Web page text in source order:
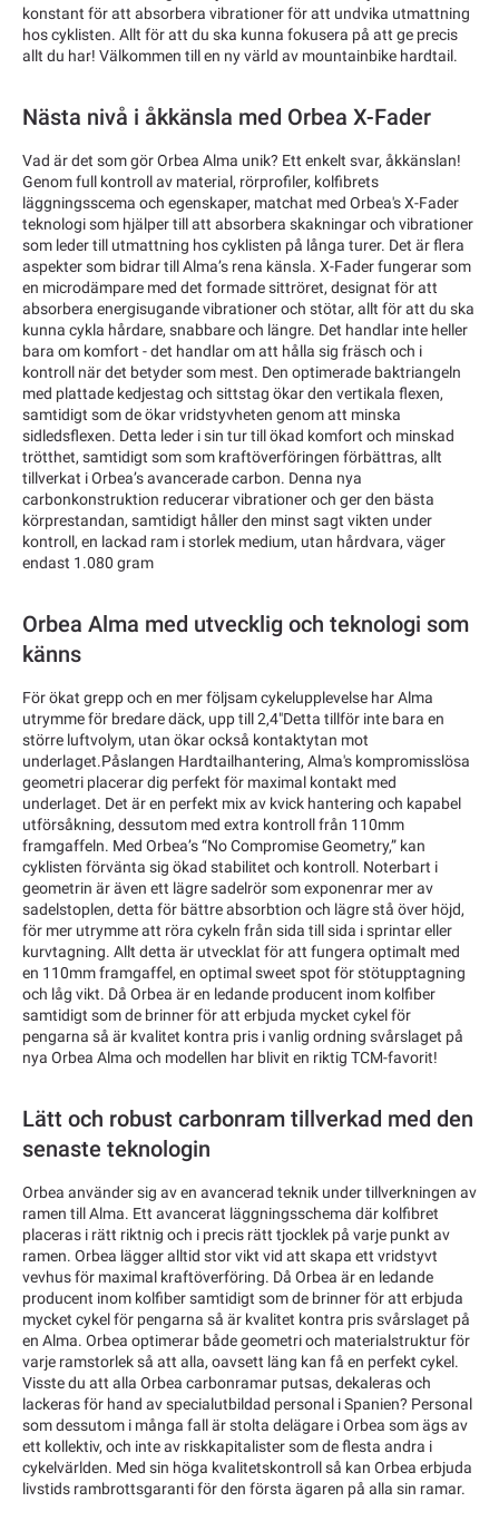
konstant för att absorbera vibrationer för att undvika utmattning
hos cyklisten. Allt för att du ska kunna fokusera på att ge precis
allt du har! Välkommen till en ny värld av mountainbike hardtail.
Nästa nivå i åkkänsla med Orbea X-Fader
Vad är det som gör Orbea Alma unik? Ett enkelt svar, åkkänslan!
Genom full kontroll av material, rörprofiler, kolfibrets
läggningsscema och egenskaper, matchat med Orbea's X-Fader
teknologi som hjälper till att absorbera skakningar och vibrationer
som leder till utmattning hos cyklisten på långa turer. Det är flera
aspekter som bidrar till Alma’s rena känsla. X-Fader fungerar som
en microdämpare med det formade sittröret, designat för att
absorbera energisugande vibrationer och stötar, allt för att du ska
kunna cykla hårdare, snabbare och längre. Det handlar inte heller
bara om komfort - det handlar om att hålla sig fräsch och i
kontroll när det betyder som mest. Den optimerade baktriangeln
med plattade kedjestag och sittstag ökar den vertikala flexen,
samtidigt som de ökar vridstyvheten genom att minska
sidledsflexen. Detta leder i sin tur till ökad komfort och minskad
trötthet, samtidigt som som kraftöverföringen förbättras, allt
tillverkat i Orbea’s avancerade carbon. Denna nya
carbonkonstruktion reducerar vibrationer och ger den bästa
körprestandan, samtidigt håller den minst sagt vikten under
kontroll, en lackad ram i storlek medium, utan hårdvara, väger
endast 1.080 gram
Orbea Alma med utvecklig och teknologi som
känns
För ökat grepp och en mer följsam cykelupplevelse har Alma
utrymme för bredare däck, upp till 2,4"Detta tillför inte bara en
större luftvolym, utan ökar också kontaktytan mot
underlaget.Påslangen Hardtailhantering, Alma's kompromisslösa
geometri placerar dig perfekt för maximal kontakt med
underlaget. Det är en perfekt mix av kvick hantering och kapabel
utförsåkning, dessutom med extra kontroll från 110mm
framgaffeln. Med Orbea’s “No Compromise Geometry,” kan
cyklisten förvänta sig ökad stabilitet och kontroll. Noterbart i
geometrin är även ett lägre sadelrör som exponenrar mer av
sadelstoplen, detta för bättre absorbtion och lägre stå över höjd,
för mer utrymme att röra cykeln från sida till sida i sprintar eller
kurvtagning. Allt detta är utvecklat för att fungera optimalt med
en 110mm framgaffel, en optimal sweet spot för stötupptagning
och låg vikt. Då Orbea är en ledande producent inom kolfiber
samtidigt som de brinner för att erbjuda mycket cykel för
pengarna så är kvalitet kontra pris i vanlig ordning svårslaget på
nya Orbea Alma och modellen har blivit en riktig TCM-favorit!
Lätt och robust carbonram tillverkad med den
senaste teknologin
Orbea använder sig av en avancerad teknik under tillverkningen av
ramen till Alma. Ett avancerat läggningsschema där kolfibret
placeras i rätt riktnig och i precis rätt tjocklek på varje punkt av
ramen. Orbea lägger alltid stor vikt vid att skapa ett vridstyvt
vevhus för maximal kraftöverföring. Då Orbea är en ledande
producent inom kolfiber samtidigt som de brinner för att erbjuda
mycket cykel för pengarna så är kvalitet kontra pris svårslaget på
en Alma. Orbea optimerar både geometri och materialstruktur för
varje ramstorlek så att alla, oavsett läng kan få en perfekt cykel.
Visste du att alla Orbea carbonramar putsas, dekaleras och
lackeras för hand av specialutbildad personal i Spanien? Personal
som dessutom i många fall är stolta delägare i Orbea som ägs av
ett kollektiv, och inte av riskkapitalister som de flesta andra i
cykelvärlden. Med sin höga kvalitetskontroll så kan Orbea erbjuda
livstids rambrottsgaranti för den första ägaren på alla sin ramar.